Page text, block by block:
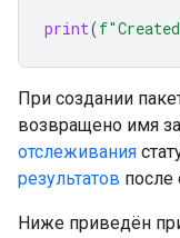
print(f
При создании
возвращено имя
отслеживания
результатов после
Ниже приведён